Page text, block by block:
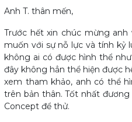
Anh T. thân mến,
Trước hết xin chúc mừng
muốn với sự nỗ lực và tính kỷ
không ai có được hình thể
đây không hẳn thể hiện được
xem tham khảo, anh có thể
trên bản thân. Tốt nhất
Concept để thử.